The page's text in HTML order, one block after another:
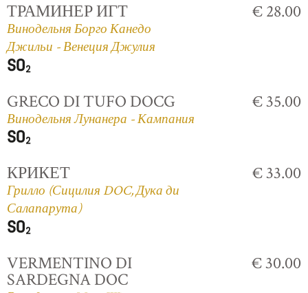
ТРАМИНЕР ИГТ
Винодельня Борго Канедо
Джильи - Венеция Джулия
€ 28.00
GRECO DI TUFO DOCG
Винодельня Лунанера - Кампания
€ 35.00
КРИКЕТ
Грилло (Сицилия DOC, Дука ди
Салапарута)
€ 33.00
VERMENTINO DI
SARDEGNA DOC
€ 30.00